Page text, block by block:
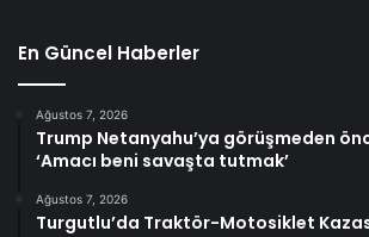
En Güncel Haberler
Ağustos 7, 2026
Trump Netanyahu’ya görüşmeden
‘Amacı beni savaşta tutmak’
Ağustos 7, 2026
Turgutlu’da Traktör-Motosiklet